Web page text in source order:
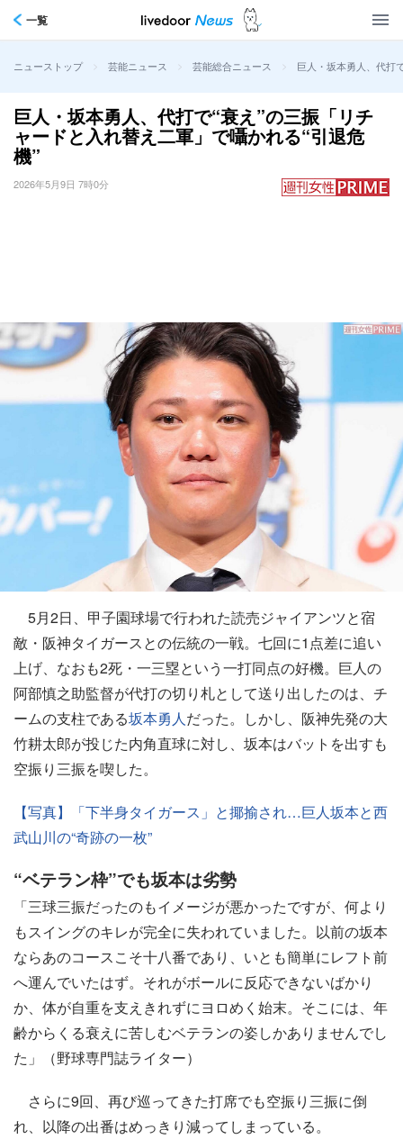
一覧
ニューストップ > 芸能ニュース > 芸能総合ニュース > 巨人・坂本勇人、代打
巨人・坂本勇人、代打で“衰え”の三振「リチ
ャードと入れ替え二軍」で囁かれる“引退危
機”
2026年5月9日 7時0分
5月2日、甲子園球場で行われた読売ジャイアンツと宿
敵・阪神タイガースとの伝統の一戦。七回に1点差に追い
上げ、なおも2死・一三塁という一打同点の好機。巨人の
阿部慎之助監督が代打の切り札として送り出したのは、チ
ームの支柱である坂本勇人だった。しかし、阪神先発の大
竹耕太郎が投じた内角直球に対し、坂本はバットを出すも
空振り三振を喫した。
【写真】「下半身タイガース」と揶揄され…巨人坂本と西
武山川の“奇跡の一枚”
“ベテラン枠”でも坂本は劣勢
「三球三振だったのもイメージが悪かったですが、何より
もスイングのキレが完全に失われていました。以前の坂本
ならあのコースこそ十八番であり、いとも簡単にレフト前
へ運んでいたはず。それがボールに反応できないばかり
か、体が自重を支えきれずにヨロめく始末。そこには、年
齢からくる衰えに苦しむベテランの姿しかありませんでし
た」（野球専門誌ライター）
さらに9回、再び巡ってきた打席でも空振り三振に倒
れ、以降の出番はめっきり減ってしまっている。